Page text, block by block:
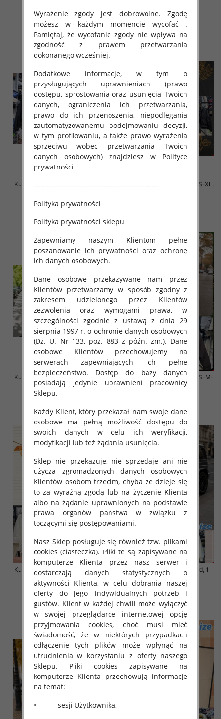
140.00 zł
szczegóły
140.00 zł
szczegóły
Kurtki damskie cienki Roz S-XL, 1
140.00 zł
szczegóły
Kurtki damskie zimowe Roz S-XL,
Kurtki damskie zimowe Roz S-M-
L, 1 Kolor Paczka 3 szt
135.00 zł
szczegóły
Kurtki damskie zimowe Roz S-M-
L, 1 Kolor Paczka 4 szt
szczegóły
Kurtki damskie zimowe Roz S-M-
L, 1 Kolor Paczka 3 szt
120.00 zł
szczegóły
Kurtka alpaka Roz Standard, 1
Kolor Paczka 3 szt
135.00 zł
szczegóły
Wyrażenie zgody jest dobrowolne. Zgodę
możesz w każdym momencie wycofać .
Pamiętaj, że wycofanie zgody nie wpływa na
zgodność z prawem przetwarzania
dokonanego wcześniej.
Dodatkowe informacje, w tym o
przysługujących uprawnieniach (prawo
dostępu, sprostowania oraz usunięcia Twoich
danych, ograniczenia ich przetwarzania,
prawo do ich przenoszenia, niepodlegania
zautomatyzowanemu podejmowaniu decyzji,
w tym profilowaniu, a także prawo wyrażenia
sprzeciwu wobec przetwarzania Twoich
danych osobowych) znajdziesz w Polityce
prywatności.
---------------------------------------------------
Polityka prywatności
Polityka prywatności sklepu
Zapewniamy naszym Klientom pełne
poszanowanie ich prywatności oraz ochronę
ich danych osobowych.
Dane osobowe przekazywane nam przez
Klientów przetwarzamy w sposób zgodny z
zakresem udzielonego przez Klientów
zezwolenia oraz wymogami prawa, w
szczególności zgodnie z ustawą z dnia 29
sierpnia 1997 r. o ochronie danych osobowych
(Dz. U. Nr 133, poz. 883 z późn. zm.). Dane
osobowe Klientów przechowujemy na
serwerach zapewniających ich pełne
bezpieczeństwo. Dostęp do bazy danych
posiadają jedynie uprawnieni pracownicy
Sklepu.
Każdy Klient, który przekazał nam swoje dane
osobowe ma pełną możliwość dostępu do
swoich danych w celu ich weryfikacji,
modyfikacji lub też żądania usunięcia.
Sklep nie przekazuje, nie sprzedaje ani nie
użycza zgromadzonych danych osobowych
Klientów osobom trzecim, chyba że dzieje się
to za wyraźną zgodą lub na życzenie Klienta
albo na żądanie uprawnionych na podstawie
prawa organów państwa w związku z
toczącymi się postępowaniami.
Nasz Sklep posługuje się również tzw. plikami
cookies (ciasteczka). Pliki te są zapisywane na
komputerze Klienta przez nasz serwer i
dostarczają danych statystycznych o
aktywności Klienta, w celu dobrania naszej
oferty do jego indywidualnych potrzeb i
gustów. Klient w każdej chwili może wyłączyć
w swojej przeglądarce internetowej opcję
przyjmowania cookies, choć musi mieć
świadomość, że w niektórych przypadkach
odłączenie tych plików może wpłynąć na
utrudnienia w korzystaniu z oferty naszego
Sklepu. Pliki cookies zapisywane na
komputerze Klienta przechowują informacje
na temat:
• sesji Użytkownika,